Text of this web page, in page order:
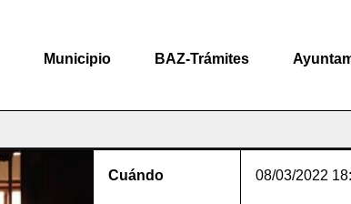
Municipio BAZ-Trámites
Cuándo 08/03/2022